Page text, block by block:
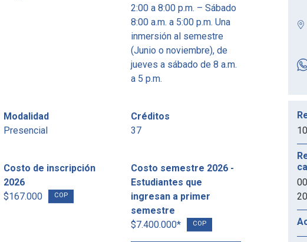
2:00 a 8:00 p.m. – Sábado
8:00 a.m. a 5:00 p.m. Una
inmersión al semestre
(Junio o noviembre), de
jueves a sábado de 8 a.m.
a 5 p.m.
Modalidad
Presencial
Créditos
37
Costo de inscripción
2026
$167.000
COP
Costo semestre 2026 -
Estudiantes que
ingresan a primer
semestre
$7.400.000*
COP